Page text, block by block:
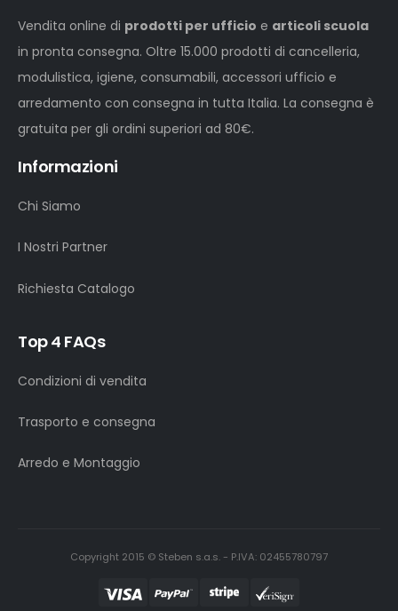
Vendita online di prodotti per ufficio e articoli scuola
in pronta consegna. Oltre 15.000 prodotti di cancelleria,
modulistica, igiene, consumabili, accessori ufficio e
arredamento con consegna in tutta Italia. La consegna è
gratuita per gli ordini superiori ad 80€.
Informazioni
Chi Siamo
I Nostri Partner
Richiesta Catalogo
Top 4 FAQs
Condizioni di vendita
Trasporto e consegna
Arredo e Montaggio
Copyright 2015 © Steben s.a.s. - P.IVA: 02455780797